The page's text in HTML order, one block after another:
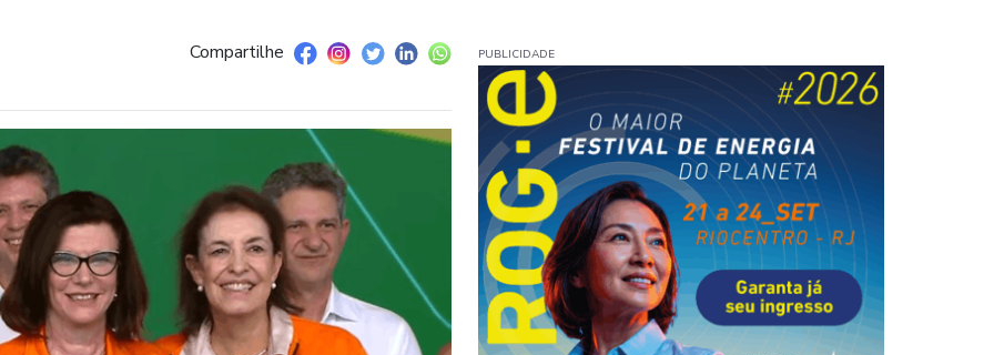
Compartilhe PUBLICIDADE